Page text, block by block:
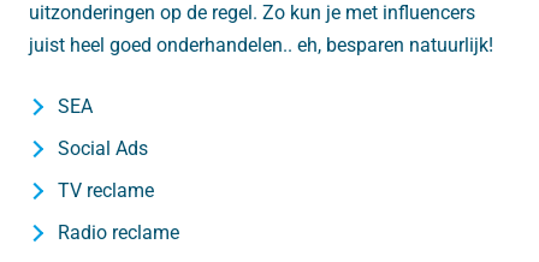
uitzonderingen op de regel. Zo kun je met influencers
juist heel goed onderhandelen.. eh, besparen natuurlijk!
SEA
Social Ads
TV reclame
Radio reclame